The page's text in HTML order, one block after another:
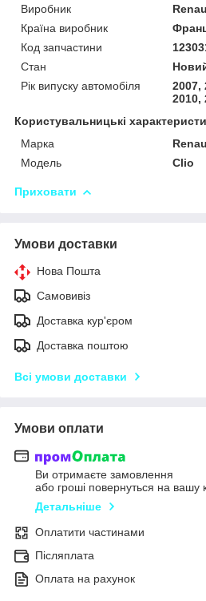
Виробник
Країна виробник
Код запчастини
Стан
Рік випуску автомобіля
2007,
2010,
Користувальницькі
Марка
Модель
Clio
Приховати
Умови доставки
Нова Пошта
Самовивіз
Доставка кур'єром
Доставка поштою
Всі умови доставки
Умови оплати
Ви отримаєте замовлення
або гроші повернуться на вашу
Детальніше
Оплатити частинами
Післяплата
Оплата на рахунок